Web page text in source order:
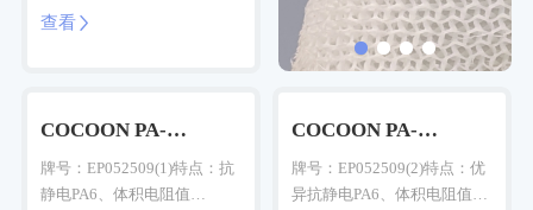
材、邵氏硬度85A
查看
COCOON PA-
牌号：EP052509(1)特点：抗
静电PA6、体积电阻值
COCOON PA-
牌号：EP052509(2)特点：优
异抗静电PA6、体积电阻值